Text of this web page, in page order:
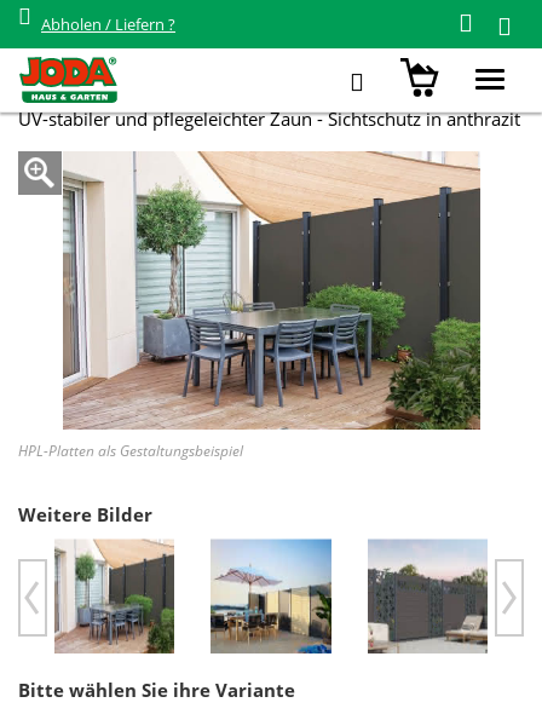
Abholen / Liefern ?
Systemzaun Kingston HPL
UV-stabiler und pflegeleichter Zaun - Sichtschutz in anthrazit
HPL-Platten als Gestaltungsbeispiel
Weitere Bilder
Previous
Bitte wählen Sie ihre Variante